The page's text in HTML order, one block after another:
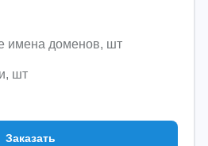
имена доменов, шт
шт
Заказать